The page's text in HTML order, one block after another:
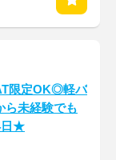
限定OK◎軽バ
ら未経験でも
日★